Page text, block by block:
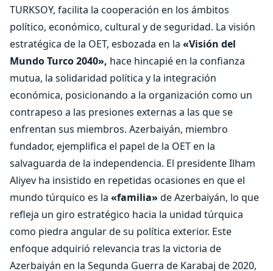
TURKSOY, facilita la cooperación en los ámbitos
político, económico, cultural y de seguridad. La visión
estratégica de la OET, esbozada en la «Visión del
Mundo Turco 2040», hace hincapié en la confianza
mutua, la solidaridad política y la integración
económica, posicionando a la organización como un
contrapeso a las presiones externas a las que se
enfrentan sus miembros. Azerbaiyán, miembro
fundador, ejemplifica el papel de la OET en la
salvaguarda de la independencia. El presidente Ilham
Aliyev ha insistido en repetidas ocasiones en que el
mundo túrquico es la «familia» de Azerbaiyán, lo que
refleja un giro estratégico hacia la unidad túrquica
como piedra angular de su política exterior. Este
enfoque adquirió relevancia tras la victoria de
Azerbaiyán en la Segunda Guerra de Karabaj de 2020,